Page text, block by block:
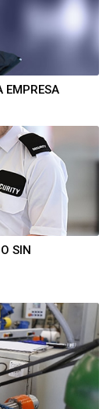
EMPRESA
SIN